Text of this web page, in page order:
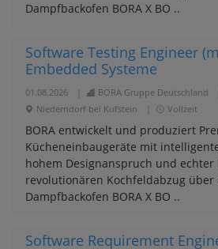
Dampfbackofen BORA X BO ..
Software Testing Engineer
Embedded Systeme
01.08.2026 BORA Gruppe Deutschland
Niederndorf bei Kufstein
Vollzeit
BORA entwickelt und produziert
Kücheneinbaugeräte mit
hohem Designanspruch und echter
revolutionären Kochfeldabzug über
Dampfbackofen BORA X BO ..
Software Requirement